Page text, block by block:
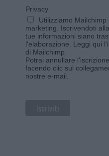
Privacy
Utilizziamo
marketing. Iscrivendoti
tue informazioni siano
l'elaborazione. Leggi qui
di Mailchimp.
Potrai annullare
facendo clic sul
nostre e-mail.